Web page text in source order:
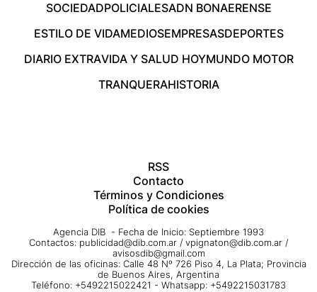
SOCIEDADPOLICIALESADN BONAERENSE
ESTILO DE VIDAMEDIOSEMPRESASDEPORTES
DIARIO EXTRAVIDA Y SALUD HOYMUNDO MOTOR
TRANQUERAHISTORIA
RSS
Contacto
Términos y Condiciones
Política de cookies
Agencia DIB - Fecha de Inicio: Septiembre 1993
Contactos: publicidad@dib.com.ar / vpignaton@dib.com.ar /
avisosdib@gmail.com
Dirección de las oficinas: Calle 48 Nº 726 Piso 4, La Plata; Provincia
de Buenos Aires, Argentina
Teléfono: +5492215022421 - Whatsapp: +5492215031783